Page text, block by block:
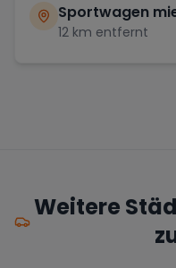
Sportwagen
12 km entfernt
Weitere